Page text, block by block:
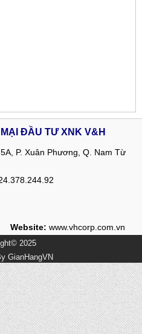
ĐẦU TƯ XNK V&H
P. Xuân Phương, Q. Nam Từ
Website: www.vhcorp.com.vn
2025
GianHangVN